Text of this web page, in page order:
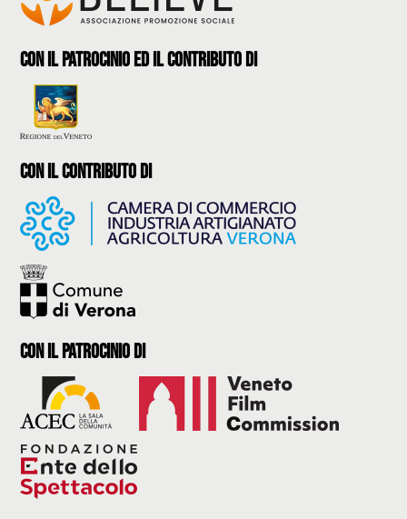
con il patrocinio ed il contributo di
con il contributo di
con il Patrocinio di